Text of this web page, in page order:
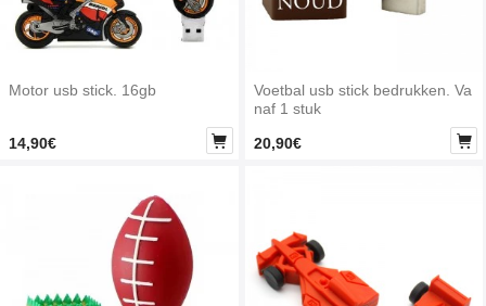
Motor usb stick. 16gb
14,90€ 
Voetbal usb stick bedrukken. Va
naf 1 stuk
20,90€
